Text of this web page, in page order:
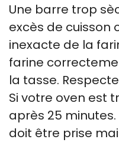
Une barre trop
excès de cuisson
inexacte de la
farine
la tasse.
Si votre oven est
après 25
doit être prise